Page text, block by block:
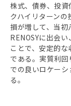
株式、債券、投
クハイリターン
損が増して、当
RENOSYに出会
ことで、安定的
である。実質利
での良いロケー
る。